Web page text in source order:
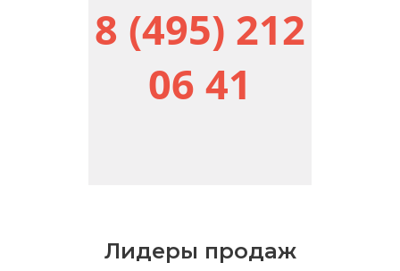
8 (495) 212
06 41
Лидеры продаж